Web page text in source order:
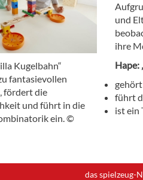
Kugelbahn“
fantasievollen
fördert die
und führt in die
ein. ©
und
ihre
Hape:
gehört
führt
ist ein
das spielzeug-